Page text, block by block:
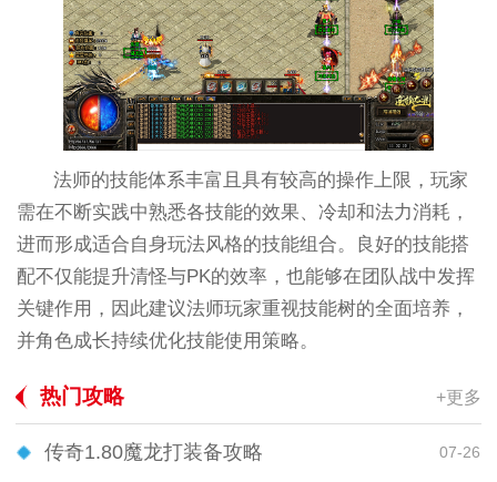
法师的技能体系丰富且具有较高的操作上限，玩家
需在不断实践中熟悉各技能的效果、冷却和法力消耗，
进而形成适合自身玩法风格的技能组合。良好的技能搭
配不仅能提升清怪与PK的效率，也能够在团队战中发挥
关键作用，因此建议法师玩家重视技能树的全面培养，
并角色成长持续优化技能使用策略。
热门攻略 +更多
传奇1.80魔龙打装备攻略 07-26